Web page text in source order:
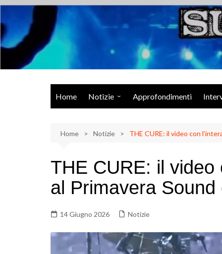
Salta
contenuto
Musica Rock, Metal, Punk e varie sonorità alternative
Home Notizie
Eventi
Libri
Approfondimenti
Home Notizie THE CURE: il video con
THE CURE: il video
al Primavera
14 Giugno 2026 Notizie